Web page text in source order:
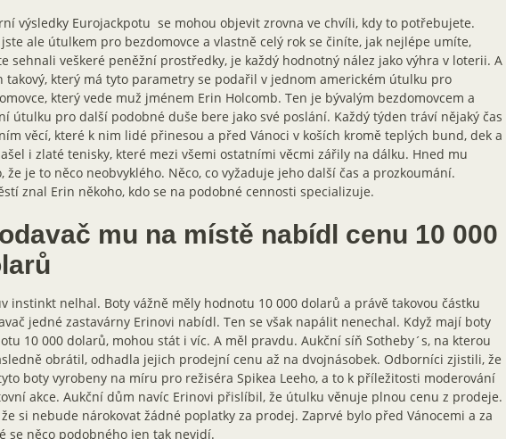
výsledky Eurojackpotu se mohou objevit zrovna ve chvíli, kdy to potřebujete.
jste ale útulkem pro bezdomovce a vlastně celý rok se činíte, jak nejlépe umíte,
sehnali veškeré peněžní prostředky, je každý hodnotný nález jako výhra v loterii. A
takový, který má tyto parametry se podařil v jednom americkém útulku pro
který vede muž jménem Erin Holcomb. Ten je bývalým bezdomovcem a
útulku pro další podobné duše bere jako své poslání. Každý týden tráví nějaký čas
věcí, které k nim lidé přinesou a před Vánoci v koších kromě teplých bund, dek a
i zlaté tenisky, které mezi všemi ostatními věcmi zářily na dálku. Hned mu
že je to něco neobvyklého. Něco, co vyžaduje jeho další čas a prozkoumání.
znal Erin někoho, kdo se na podobné cennosti specializuje.
mu na místě nabídl cenu 10 000
instinkt nelhal. Boty vážně měly hodnotu 10 000 dolarů a právě takovou částku
jedné zastavárny Erinovi nabídl. Ten se však napálit nenechal. Když mají boty
10 000 dolarů, mohou stát i víc. A měl pravdu. Aukční síň Sotheby´s, na kterou
obrátil, odhadla jejich prodejní cenu až na dvojnásobek. Odborníci zjistili, že
boty vyrobeny na míru pro režiséra Spikea Leeho, a to k příležitosti moderování
akce. Aukční dům navíc Erinovi přislíbil, že útulku věnuje plnou cenu z prodeje.
si nebude nárokovat žádné poplatky za prodej. Zaprvé bylo před Vánocemi a za
se něco podobného jen tak nevidí.